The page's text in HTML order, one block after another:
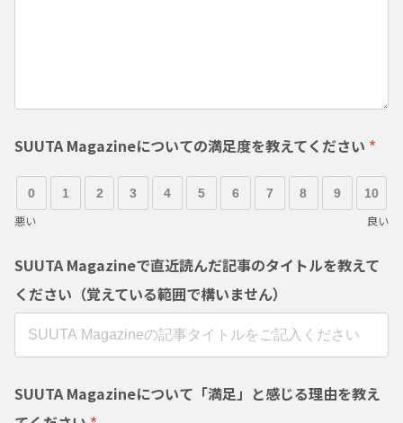
SUUTA Magazineについての満足度を教えてください *
0 1 2 3 4 5 6 7 8 9 10
悪い 良い
SUUTA Magazineで直近読んだ記事のタイトルを教えて
ください（覚えている範囲で構いません）
SUUTA Magazineについて「満足」と感じる理由を教え